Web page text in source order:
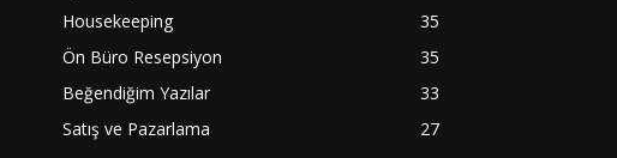
Housekeeping
35
Ön Büro Resepsiyon
35
Beğendiğim Yazılar
33
Satış ve Pazarlama
27